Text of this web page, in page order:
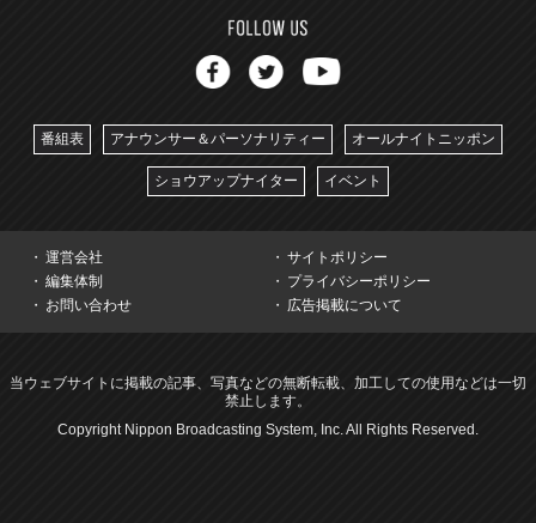
番組表 アナウンサー＆パーソナリティー オールナイトニッポン
ショウアップナイター イベント
運営会社
サイトポリシー
編集体制
プライバシーポリシー
お問い合わせ
広告掲載について
当ウェブサイトに掲載の記事、写真などの無断転載、加工しての使用などは一切
禁止します。
Copyright Nippon Broadcasting System, Inc. All Rights Reserved.